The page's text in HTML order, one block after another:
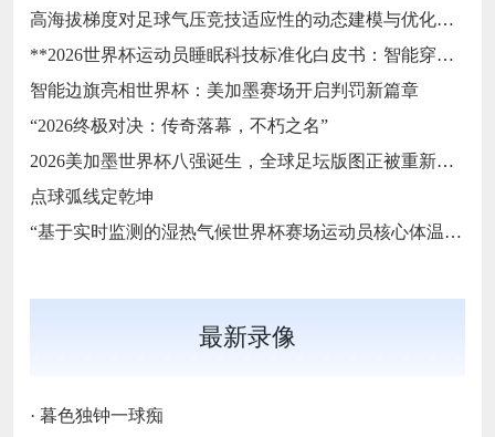
高海拔梯度对足球气压竞技适应性的动态建模与优化——基于墨西哥三城的实证分析
**2026世界杯运动员睡眠科技标准化白皮书：智能穿戴监测标准与认证体系框架**
智能边旗亮相世界杯：美加墨赛场开启判罚新篇章
“2026终极对决：传奇落幕，不朽之名”
2026美加墨世界杯八强诞生，全球足坛版图正被重新定义
点球弧线定乾坤
“基于实时监测的湿热气候世界杯赛场运动员核心体温动态预警模型构建”
最新录像
· 暮色独钟一球痴